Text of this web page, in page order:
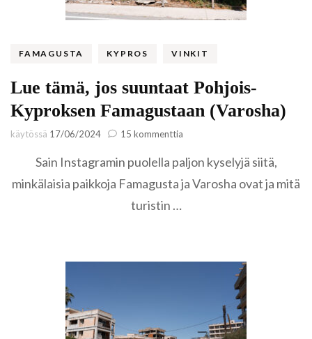
FAMAGUSTA KYPROS VINKIT
Lue tämä, jos suuntaat Pohjois-
Kyproksen Famagustaan (Varosha)
käytössä 17/06/2024 15 kommenttia
tämä,
suuntaat
Sain Instagramin puolella paljon kyselyjä siitä,
minkälaisia paikkoja Famagusta ja Varosha ovat ja mitä
turistin …